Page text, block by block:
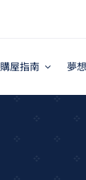
購屋指南 夢